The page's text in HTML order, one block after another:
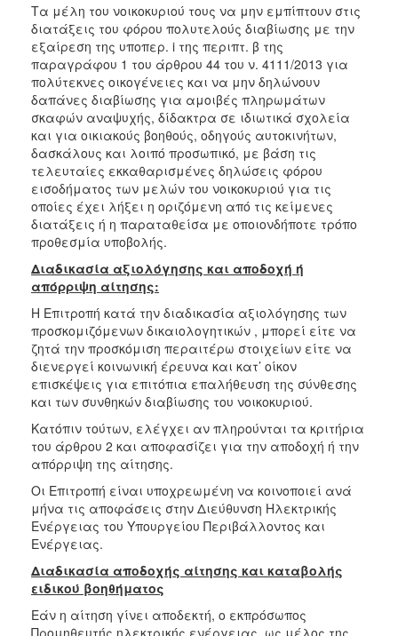
Τα μέλη του νοικοκυριού τους να μην εμπίπτουν στις
διατάξεις του φόρου πολυτελούς διαβίωσης με την
εξαίρεση της υποπερ. i της περιπτ. β της
παραγράφου 1 του άρθρου 44 του ν. 4111/2013 για
πολύτεκνες οικογένειες και να μην δηλώνουν
δαπάνες διαβίωσης για αμοιβές πληρωμάτων
σκαφών αναψυχής, δίδακτρα σε ιδιωτικά σχολεία
και για οικιακούς βοηθούς, οδηγούς αυτοκινήτων,
δασκάλους και λοιπό προσωπικό, με βάση τις
τελευταίες εκκαθαρισμένες δηλώσεις φόρου
εισοδήματος των μελών του νοικοκυριού για τις
οποίες έχει λήξει η οριζόμενη από τις κείμενες
διατάξεις ή η παραταθείσα με οποιονδήποτε τρόπο
προθεσμία υποβολής.
Διαδικασία αξιολόγησης και αποδοχή ή
απόρριψη αίτησης:
Η Επιτροπή κατά την διαδικασία αξιολόγησης των
προσκομιζόμενων δικαιολογητικών , μπορεί είτε να
ζητά την προσκόμιση περαιτέρω στοιχείων είτε να
διενεργεί κοινωνική έρευνα και κατ’ οίκον
επισκέψεις για επιτόπια επαλήθευση της σύνθεσης
και των συνθηκών διαβίωσης του νοικοκυριού.
Κατόπιν τούτων, ελέγχει αν πληρούνται τα κριτήρια
του άρθρου 2 και αποφασίζει για την αποδοχή ή την
απόρριψη της αίτησης.
Οι Επιτροπή είναι υποχρεωμένη να κοινοποιεί ανά
μήνα τις αποφάσεις στην Διεύθυνση Ηλεκτρικής
Ενέργειας του Υπουργείου Περιβάλλοντος και
Ενέργειας.
Διαδικασία αποδοχής αίτησης και καταβολής
ειδικού βοηθήματος
Εάν η αίτηση γίνει αποδεκτή, ο εκπρόσωπος
Προμηθευτής ηλεκτρικής ενέργειας, ως μέλος της